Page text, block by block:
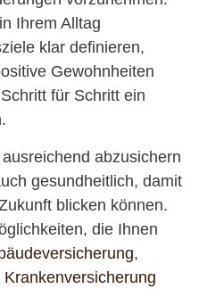
Ihrem Alltag
klar definieren,
Gewohnheiten
für Schritt ein
abzusichern
gesundheitlich, damit
blicken können.
die Ihnen
,
Krankenversicherung